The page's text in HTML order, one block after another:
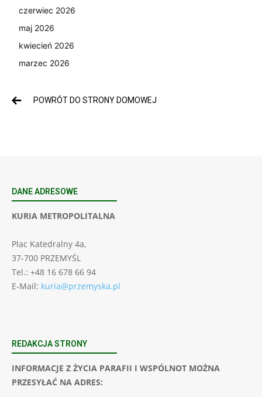
czerwiec 2026
maj 2026
kwiecień 2026
marzec 2026
POWRÓT DO STRONY DOMOWEJ
DANE ADRESOWE
KURIA METROPOLITALNA
Plac Katedralny 4a,
37-700 PRZEMYŚL
Tel.: +48 16 678 66 94
E-Mail: kuria@przemyska.pl
REDAKCJA STRONY
INFORMACJE Z ŻYCIA PARAFII I WSPÓLNOT MOŻNA
PRZESYŁAĆ NA ADRES: